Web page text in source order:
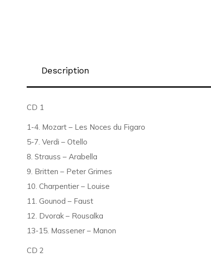
Description
CD 1
1-4. Mozart – Les Noces du Figaro
5-7. Verdi – Otello
8. Strauss – Arabella
9. Britten – Peter Grimes
10. Charpentier – Louise
11. Gounod – Faust
12. Dvorak – Rousalka
13-15. Massener – Manon
CD 2